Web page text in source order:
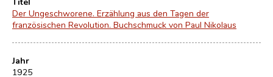
Der Ungeschworene. Erzählung aus den Tagen der
französischen Revolution. Buchschmuck von Paul Nikolaus
Jahr
1925